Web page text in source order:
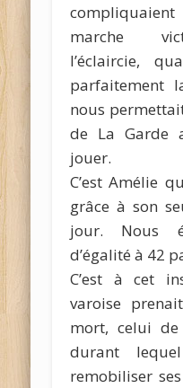
marche
l’éclaircie,
parfaitement
nous
de La Garde
jouer.
C’est Amélie
grâce à son
jour. Nous
d’égalité à 42
C’est à cet
varoise
mort, celui de
durant
remobiliser